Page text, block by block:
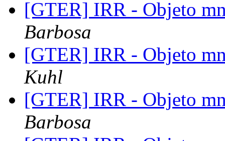
[GTER] IRR - Objeto
Barbosa
[GTER] IRR - Objeto
Kuhl
[GTER] IRR - Objeto
Barbosa